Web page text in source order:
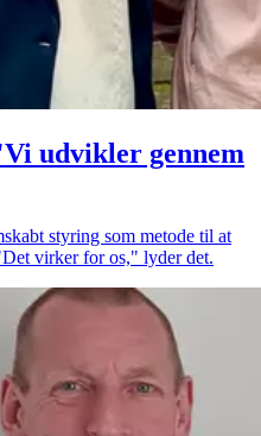
udvikler gennem
styring som metode til at
virker for os," lyder det.